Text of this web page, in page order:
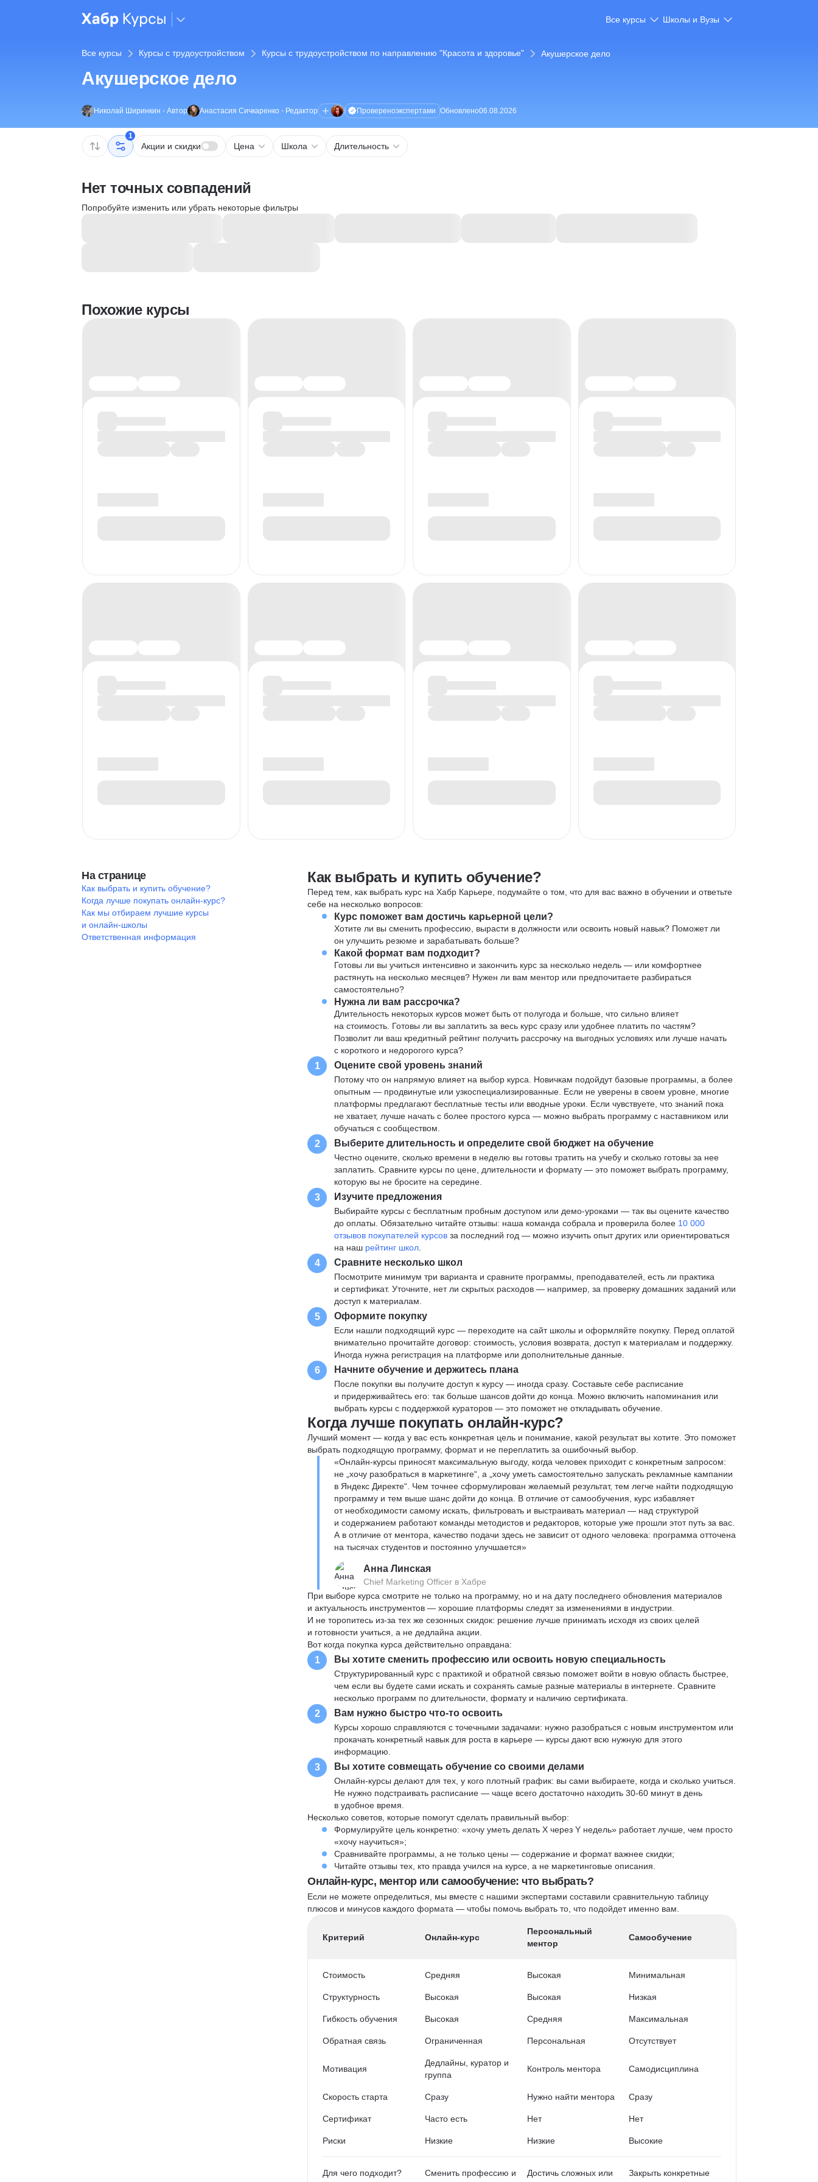
Все курсы Школы и Вузы
Все курсы Курсы с трудоустройством Курсы с трудоустройством по направлению "Красота и здоровье" Акушерское дело
Акушерское дело
Николай Ширинкин • Автор Анастасия Сичкаренко • Редактор Провереноэкспертами Обновлено06.08.2026
1
Акции и скидки Цена Школа Длительность
Нет точных совпадений
Попробуйте изменить или убрать некоторые фильтры
Похожие курсы
На странице
Как выбрать и купить обучение?
Когда лучше покупать онлайн-курс?
Как мы отбираем лучшие курсы
и онлайн-школы
Ответственная информация
Как выбрать и купить обучение?
Перед тем, как выбрать курс на Хабр Карьере, подумайте о том, что для вас важно в обучении и ответьте
себе на несколько вопросов:
Курс поможет вам достичь карьерной цели?
Хотите ли вы сменить профессию, вырасти в должности или освоить новый навык? Поможет ли
он улучшить резюме и зарабатывать больше?
Какой формат вам подходит?
Готовы ли вы учиться интенсивно и закончить курс за несколько недель — или комфортнее
растянуть на несколько месяцев? Нужен ли вам ментор или предпочитаете разбираться
самостоятельно?
Нужна ли вам рассрочка?
Длительность некоторых курсов может быть от полугода и больше, что сильно влияет
на стоимость. Готовы ли вы заплатить за весь курс сразу или удобнее платить по частям?
Позволит ли ваш кредитный рейтинг получить рассрочку на выгодных условиях или лучше начать
с короткого и недорогого курса?
1 Оцените свой уровень знаний
Потому что он напрямую влияет на выбор курса. Новичкам подойдут базовые программы, а более
опытным — продвинутые или узкоспециализированные. Если не уверены в своем уровне, многие
платформы предлагают бесплатные тесты или вводные уроки. Если чувствуете, что знаний пока
не хватает, лучше начать с более простого курса — можно выбрать программу с наставником или
обучаться с сообществом.
2 Выберите длительность и определите свой бюджет на обучение
Честно оцените, сколько времени в неделю вы готовы тратить на учебу и сколько готовы за нее
заплатить. Сравните курсы по цене, длительности и формату — это поможет выбрать программу,
которую вы не бросите на середине.
3 Изучите предложения
Выбирайте курсы с бесплатным пробным доступом или демо-уроками — так вы оцените качество
до оплаты. Обязательно читайте отзывы: наша команда собрала и проверила более 10 000
отзывов покупателей курсовза последний год — можно изучить опыт других или ориентироваться
на наш рейтинг школ
4 Сравните несколько школ
Посмотрите минимум три варианта и сравните программы, преподавателей, есть ли практика
и сертификат. Уточните, нет ли скрытых расходов — например, за проверку домашних заданий или
доступ к материалам.
5 Оформите покупку
Если нашли подходящий курс — переходите на сайт школы и оформляйте покупку. Перед оплатой
внимательно прочитайте договор: стоимость, условия возврата, доступ к материалам и поддержку.
Иногда нужна регистрация на платформе или дополнительные данные.
6 Начните обучение и держитесь плана
После покупки вы получите доступ к курсу — иногда сразу. Составьте себе расписание
и придерживайтесь его: так больше шансов дойти до конца. Можно включить напоминания или
выбрать курсы с поддержкой кураторов — это поможет не откладывать обучение.
Когда лучше покупать онлайн-курс?
Лучший момент — когда у вас есть конкретная цель и понимание, какой результат вы хотите. Это поможет
выбрать подходящую программу, формат и не переплатить за ошибочный выбор.
«Онлайн-курсы приносят максимальную выгоду, когда человек приходит с конкретным запросом:
не „хочу разобраться в маркетинге“, а „хочу уметь самостоятельно запускать рекламные кампании
в Яндекс Директе“. Чем точнее сформулирован желаемый результат, тем легче найти подходящую
программу и тем выше шанс дойти до конца. В отличие от самообучения, курс избавляет
от необходимости самому искать, фильтровать и выстраивать материал — над структурой
и содержанием работают команды методистов и редакторов, которые уже прошли этот путь за вас.
А в отличие от ментора, качество подачи здесь не зависит от одного человека: программа отточена
на тысячах студентов и постоянно улучшается»
Анна Линская
Chief Marketing Officer в Хабре
При выборе курса смотрите не только на программу, но и на дату последнего обновления материалов
и актуальность инструментов — хорошие платформы следят за изменениями в индустрии.
И не торопитесь из-за тех же сезонных скидок: решение лучше принимать исходя из своих целей
и готовности учиться, а не дедлайна акции.
Вот когда покупка курса действительно оправдана:
1 Вы хотите сменить профессию или освоить новую специальность
Структурированный курс с практикой и обратной связью поможет войти в новую область быстрее,
чем если вы будете сами искать и сохранять самые разные материалы в интернете. Сравните
несколько программ по длительности, формату и наличию сертификата.
2 Вам нужно быстро что-то освоить
Курсы хорошо справляются с точечными задачами: нужно разобраться с новым инструментом или
прокачать конкретный навык для роста в карьере — курсы дают всю нужную для этого
информацию.
3 Вы хотите совмещать обучение со своими делами
Онлайн-курсы делают для тех, у кого плотный график: вы сами выбираете, когда и сколько учиться.
Не нужно подстраивать расписание — чаще всего достаточно находить 30-60 минут в день
в удобное время.
Несколько советов, которые помогут сделать правильный выбор:
Формулируйте цель конкретно: «хочу уметь делать X через Y недель» работает лучше, чем просто
«хочу научиться»;
Сравнивайте программы, а не только цены — содержание и формат важнее скидки;
Читайте отзывы тех, кто правда учился на курсе, а не маркетинговые описания.
Онлайн-курс, ментор или самообучение: что выбрать?
Если не можете определиться, мы вместе с нашими экспертами составили сравнительную таблицу
плюсов и минусов каждого формата — чтобы помочь выбрать то, что подойдет именно вам.
Критерий Онлайн-курс
Персональный
ментор
Самообучение
Стоимость Средняя Высокая Минимальная
Структурность Высокая Высокая Низкая
Гибкость обучения Высокая Средняя Максимальная
Обратная связь Ограниченная Персональная Отсутствует
Мотивация
Дедлайны, куратор и
группа
Контроль ментора Самодисциплина
Скорость старта Сразу Нужно найти ментора Сразу
Сертификат Часто есть Нет Нет
Риски Низкие Низкие Высокие
Для чего подходит?
Сменить профессию и
Достичь сложных или
Закрыть конкретные